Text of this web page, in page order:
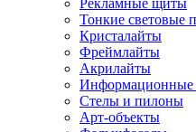
Рекламные щиты
Тонкие световые
Кристалайты
Фреймлайты
Акрилайты
Информационные
Стелы и пилоны
Арт-объекты